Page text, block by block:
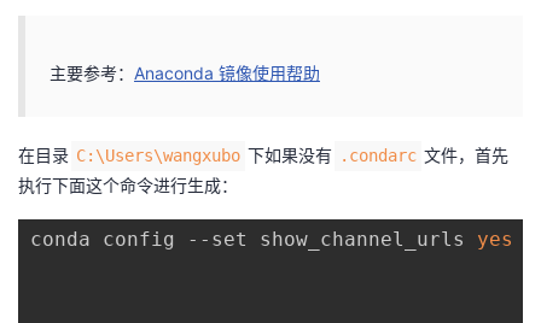
主要参考： Anaconda 镜像使用帮助
在目录 C:\Users\wangxubo 下如果没有 .condarc 文件，首先
执行下面这个命令进行生成：
conda config --set show_channel_urls yes